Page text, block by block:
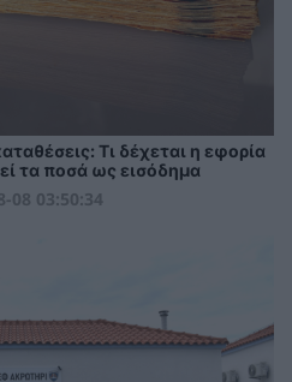
Τι δέχεται η εφορία
τα ποσά ως εισόδημα
08 03:50:34